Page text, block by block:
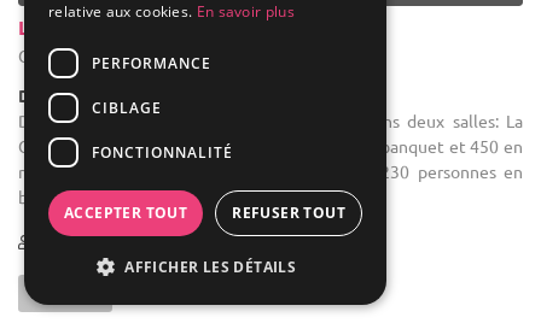
Le Domaine Du Grand Foriest
Genappe - Brabant wallon (WBR)
Demeure de caractère / Domaine
Domaine salle des fêtes : Nous vous proposons deux salles: La
GRANGE : qui peut accueillir 200 personnes en banquet et 450 en
réception La BERGERIE : elle peut accueillir 230 personnes en
banquet ...
80-450
relative aux cookies. En savoir plus
PERFORMANCE
CIBLAGE
FONCTIONNALITÉ
ACCEPTER TOUT REFUSER TOUT
AFFICHER LES DÉTAILS